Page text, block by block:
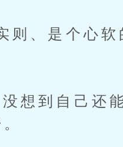
是个心软
到自己还能